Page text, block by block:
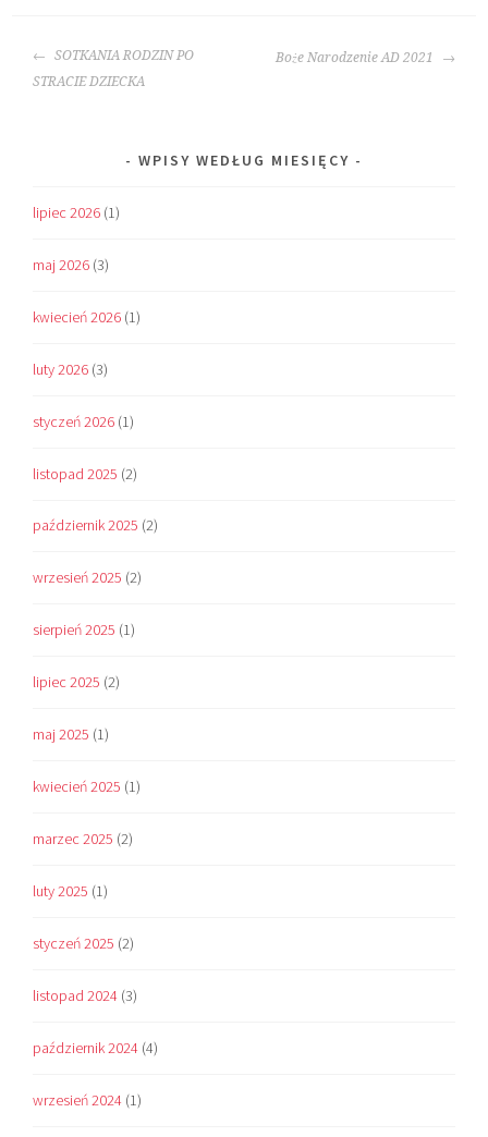
POST
NAVIGATION
SOTKANIA RODZIN PO
STRACIE DZIECKA
Boże Narodzenie AD 2021
WPISY WEDŁUG MIESIĘCY
lipiec 2026 (1)
maj 2026 (3)
kwiecień 2026 (1)
luty 2026 (3)
styczeń 2026 (1)
listopad 2025 (2)
październik 2025 (2)
wrzesień 2025 (2)
sierpień 2025 (1)
lipiec 2025 (2)
maj 2025 (1)
kwiecień 2025 (1)
marzec 2025 (2)
luty 2025 (1)
styczeń 2025 (2)
listopad 2024 (3)
październik 2024 (4)
wrzesień 2024 (1)